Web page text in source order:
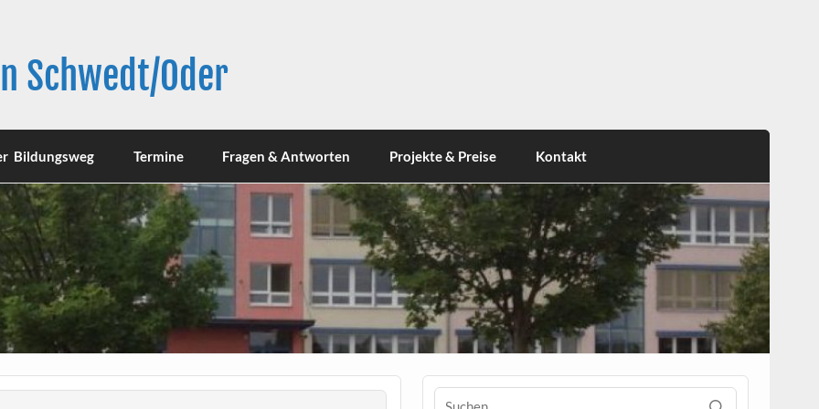
Schwedt/Oder
Bildungsweg Termine Fragen & Antworten Projekte & Preise Kontakt